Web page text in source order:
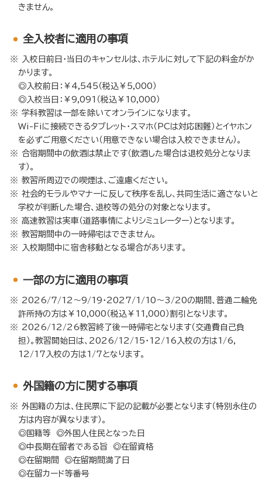
きません。
全入校者に適用の事項
入校日前日・当日のキャンセルは、ホテルに対して下記の料金がか
かります。
◎入校前日：￥4,545（税込￥5,000）
◎入校当日：￥9,091（税込￥10,000）
学科教習は一部を除いてオンラインになります。
Wi-Fiに接続できるタブレット・スマホ（PCは対応困難）とイヤホン
を必ずご用意ください（用意できない場合は入校できません）。
合宿期間中の飲酒は禁止です（飲酒した場合は退校処分となりま
す）。
教習所周辺での喫煙は、ご遠慮ください。
社会的モラルやマナーに反して秩序を乱し、共同生活に適さないと
学校が判断した場合、退校等の処分の対象となります。
高速教習は実車（道路事情によりシミュレーター）となります。
教習期間中の一時帰宅はできません。
入校期間中に宿舎移動となる場合があります。
⼀部の方に適用の事項
2026/7/12～9/19・2027/1/10～3/20の期間、普通二輪免
許所持の方は￥10,000（税込￥11,000）割引となります。
2026/12/26教習終了後一時帰宅となります（交通費自己負
担）。教習開始日は、2026/12/15・12/16入校の方は1/6，
12/17入校の方は1/7となります。
外国籍の方に関する事項
外国籍の方は、住民票に下記の記載が必要となります（特別永住の
方は内容が異なります）。
◎国籍等 ◎外国人住民となった日
◎中長期在留者である旨 ◎在留資格
◎在留期間 ◎在留期間満了日
◎在留カード等番号